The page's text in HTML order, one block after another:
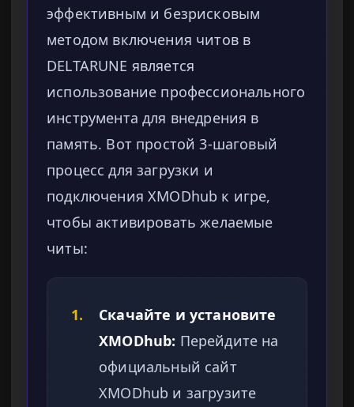
эффективным и безрисковым
методом включения читов в
DELTARUNE является
использование профессионального
инструмента для внедрения в
память. Вот простой 3-шаговый
процесс для загрузки и
подключения XMODhub к игре,
чтобы активировать желаемые
читы:
1.
Скачайте и установите
XMODhub: Перейдите на
официальный сайт
XMODhub и загрузите